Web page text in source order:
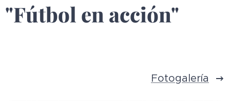
"Fútbol en acción"
Fotogalería